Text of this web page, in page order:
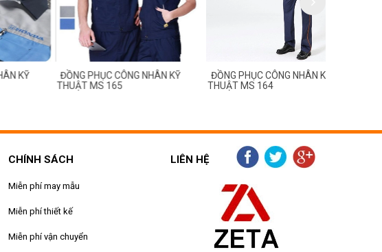
ĐỒNG PHỤC CÔNG NHÂN KỸ
THUẬT MS 165
ĐỒNG PHỤC CÔNG NHÂN KỸ
THUẬT MS 164
CHÍNH SÁCH
Miễn phí may mẫu
Miễn phí thiết kế
Miễn phí vận chuyển
LIÊN HỆ